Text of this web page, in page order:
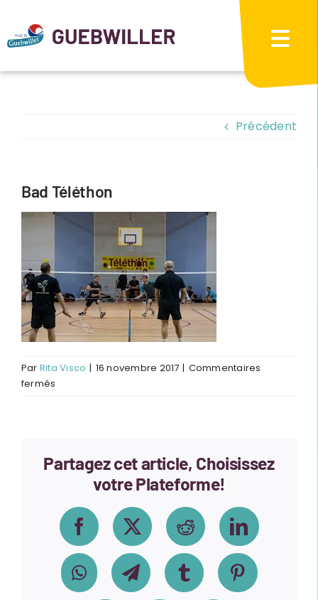
contenu
Précédent
Bad Téléthon
Par Rita Visco | 16 novembre 2017 | Commentaires
fermés
Partagez cet article, Choisissez
votre Plateforme!
FacebookX Reddit LinkedIn
WhatsAppTelegramTumblr Pinterest